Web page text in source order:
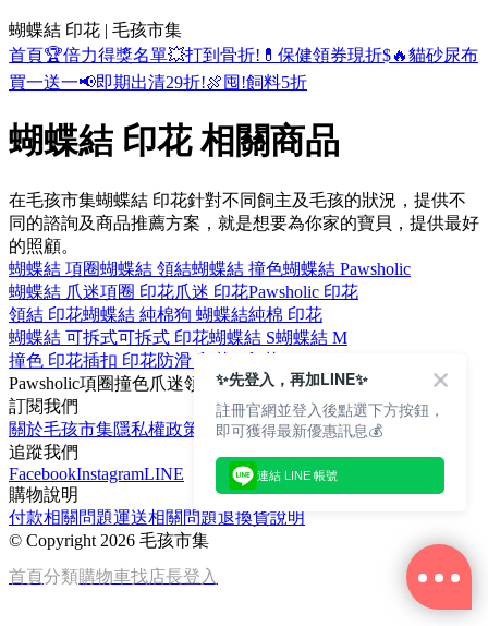
蝴蝶結 印花 | 毛孩市集
首頁🏆倍力得獎名單💥打到骨折! 💊保健領券現折$🔥貓砂尿布
買一送一📢即期出清29折!🍖囤!飼料5折
蝴蝶結 印花 相關商品
在毛孩市集蝴蝶結 印花針對不同飼主及毛孩的狀況，提供不
同的諮詢及商品推薦方案，就是想要為你家的寶貝，提供最好
的照顧。
蝴蝶結 項圈蝴蝶結 領結蝴蝶結 撞色蝴蝶結 Pawsholic
蝴蝶結 爪迷項圈 印花爪迷 印花Pawsholic 印花
領結 印花蝴蝶結 純棉狗 蝴蝶結純棉 印花
蝴蝶結 可拆式可拆式 印花蝴蝶結 S蝴蝶結 M
撞色 印花插扣 印花防滑 印花
Pawsholic項圈撞色爪迷領結
訂閱我們
關於毛孩市集隱私權政策
文章
追蹤我們
FacebookInstagramLINE
購物說明
付款相關問題運送相關問題退換貨說明
© Copyright 2026 毛孩市集
首頁分類購物車找店長登入
✨先登入，再加LINE✨
註冊官網並登入後點選下方按鈕，
即可獲得最新優惠訊息💰
連結 LINE 帳號